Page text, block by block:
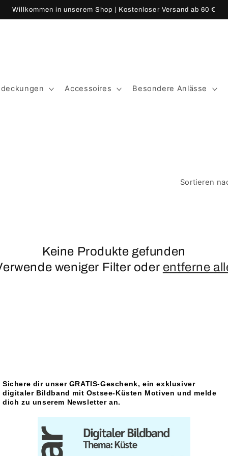
Willkommen in unserem Shop | Kostenloser Versand ab 60 €
Accessoires Besondere Anlässe
Sortieren
Keine Produkte gefunden
weniger Filter oder entferne
Sichere dir unser GRATIS-Geschenk, ein exklusiver
digitaler Bildband mit Ostsee-Küsten Motiven und melde
dich zu unserem Newsletter an.